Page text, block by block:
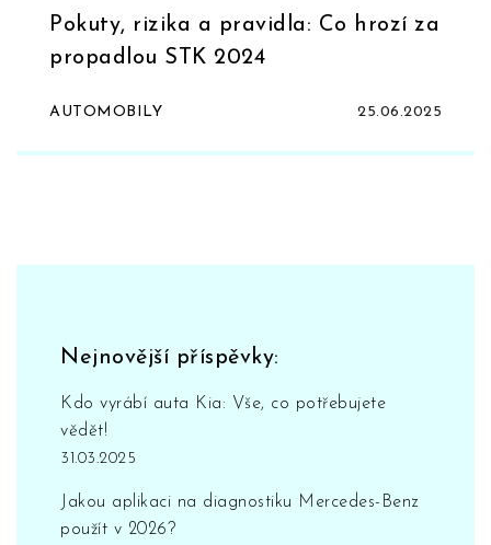
Pokuty, rizika a pravidla: Co hrozí za
propadlou STK 2024
AUTOMOBILY 25.06.2025
Nejnovější příspěvky:
Kdo vyrábí auta Kia: Vše, co potřebujete
vědět!
31.03.2025
Jakou aplikaci na diagnostiku Mercedes-Benz
použít v 2026?